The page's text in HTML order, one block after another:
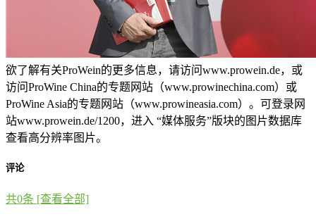
欲了解有关ProWein的更多信息，请访问www.prowein.de，或
访问ProWine China的专题网站（www.prowinechina.com）或
ProWine Asia的专题网站（www.prowineasia.com）。可登录网
站www.prowein.de/1200，进入 “媒体服务”版块的图片数据库
查看高分辨率图片。
评论
共0条 [查看全部]